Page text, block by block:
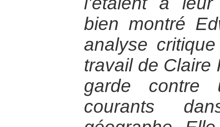
bien montré
analyse
travail de Claire
garde contre
courants